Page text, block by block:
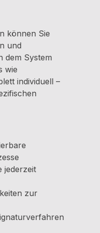
können Sie
und
dem System
wie
individuell –
jederzeit
zur